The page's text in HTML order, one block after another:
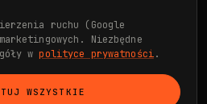
ruchu (Google
Niezbędne
wpolityce prywatności.
WSZYSTKIE